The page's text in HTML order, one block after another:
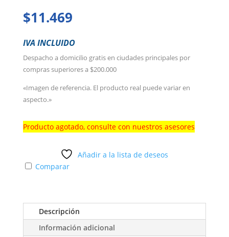
$11.469
IVA INCLUIDO
Despacho a domicilio gratis en ciudades principales por
compras superiores a $200.000
«Imagen de referencia. El producto real puede variar en
aspecto.»
Producto agotado, consulte con nuestros asesores
Añadir a la lista de deseos
Comparar
Descripción
Información adicional